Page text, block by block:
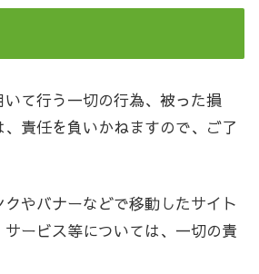
て行う一切の行為、被った損
責任を負いかねますので、ご了
やバナーなどで移動したサイト
ービス等については、一切の責